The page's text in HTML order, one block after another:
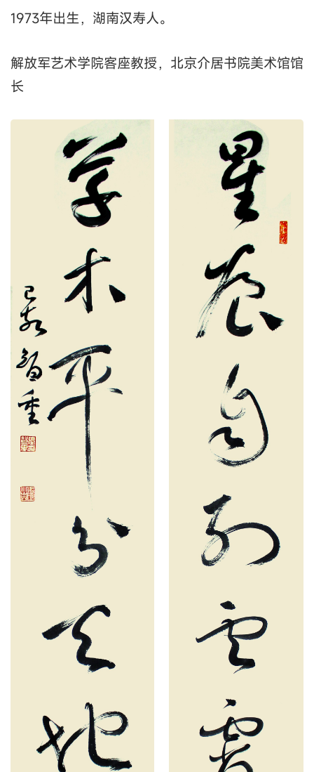
1973年出生，湖南汉寿人。
解放军艺术学院客座教授，北京介居书院美术馆馆
长